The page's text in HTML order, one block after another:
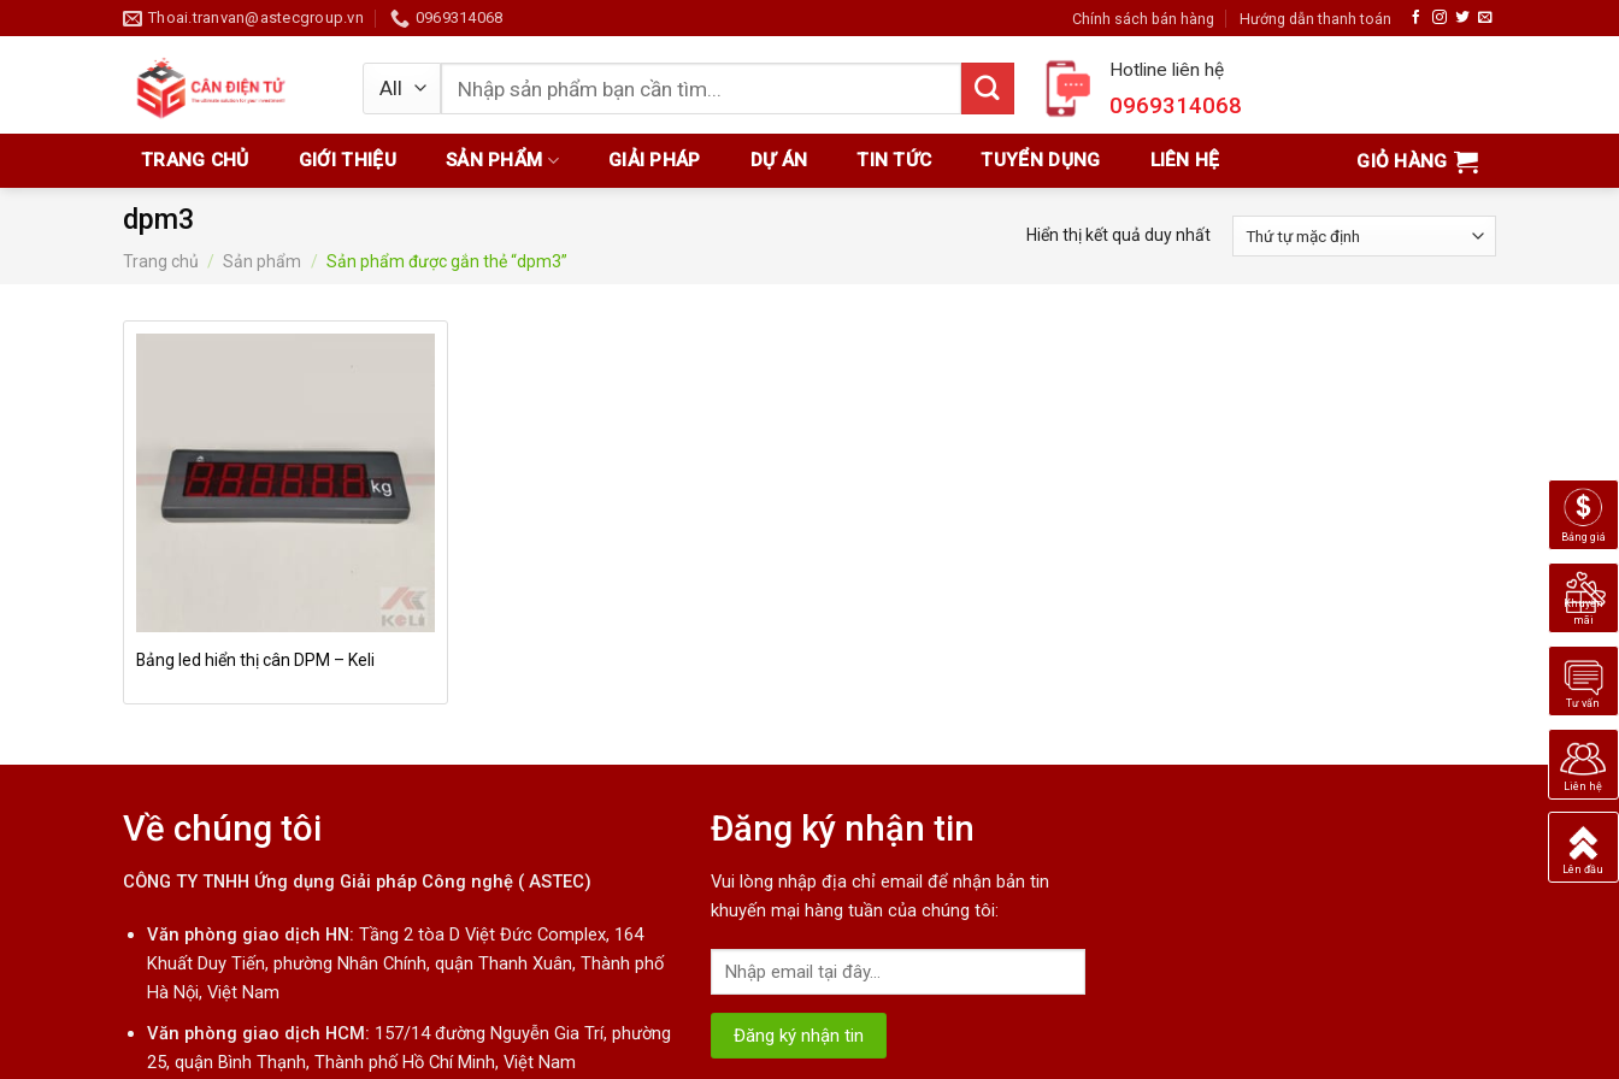
to
Thoai.tranvan@astecgroup.vn 0969314068 Chính sách bán hàng Hướng dẫn thanh toán
Tìm
kiếm:
Hotline liên hệ
0969314068
TRANG CHỦ GIỚI THIỆU SẢN PHẨM GIẢI PHÁP DỰ ÁN TIN TỨC TUYỂN DỤNG LIÊN HỆ GIỎ HÀNG
dpm3
Trang chủ / Sản phẩm / Sản phẩm được gắn thẻ “dpm3”
Hiển thị kết quả duy nhất
Bảng led hiển thị cân DPM – Keli
Về chúng tôi
CÔNG TY TNHH Ứng dụng Giải pháp Công nghệ ( ASTEC)
Văn phòng giao dịch HN: Tầng 2 tòa D Việt Đức Complex, 164
Khuất Duy Tiến, phường Nhân Chính, quận Thanh Xuân, Thành phố
Hà Nội, Việt Nam
Văn phòng giao dịch HCM: 157/14 đường Nguyễn Gia Trí, phường
25, quận Bình Thạnh, Thành phố Hồ Chí Minh, Việt Nam
Đăng ký nhận tin
Vui lòng nhập địa chỉ email để nhận bản tin
khuyến mại hàng tuần của chúng tôi:
Bảng giá
Khuyến
mãi
Tư vấn
Liên hệ
Lên đầu